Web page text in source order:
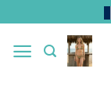
au
contenu